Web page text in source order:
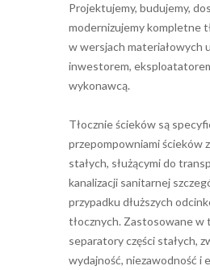
Projektujemy, budujemy,
modernizujemy kompletne
w wersjach materiałowych
inwestorem,
wykonawcą.
Tłocznie ścieków są
przepompowniami ścieków
stałych, służącymi do
kanalizacji sanitarnej
przypadku dłuższych
tłocznych. Zastosowane w
separatory części stałych,
wydajność, niezawodność i